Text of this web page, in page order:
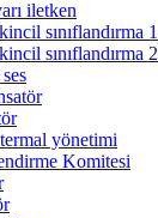
iletken
sınıflandırma 1
sınıflandırma 2
yönetimi
Komitesi